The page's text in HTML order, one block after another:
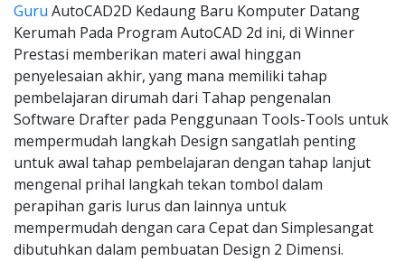
Guru AutoCAD2D Kedaung Baru Komputer Datang
Kerumah Pada Program AutoCAD 2d ini, di Winner
Prestasi memberikan materi awal hinggan
penyelesaian akhir, yang mana memiliki tahap
pembelajaran dirumah dari Tahap pengenalan
Software Drafter pada Penggunaan Tools-Tools untuk
mempermudah langkah Design sangatlah penting
untuk awal tahap pembelajaran dengan tahap lanjut
mengenal prihal langkah tekan tombol dalam
perapihan garis lurus dan lainnya untuk
mempermudah dengan cara Cepat dan Simplesangat
dibutuhkan dalam pembuatan Design 2 Dimensi.